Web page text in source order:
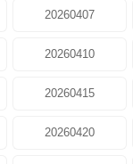
20260407
20260410
20260415
20260420